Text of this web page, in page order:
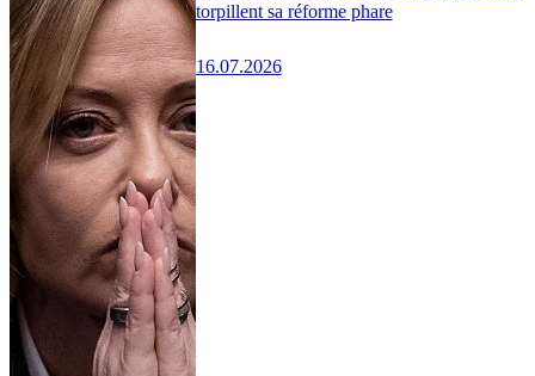
torpillent sa réforme phare
16.07.2026